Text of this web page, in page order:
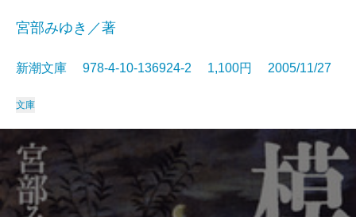
宮部みゆき／著
新潮文庫 978-4-10-136924-2 1,100円 2005/11/27
文庫